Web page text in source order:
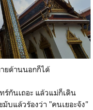
ยด้านนอกก็ได้
กันเถอะ แล้วแม่ก็เดิน
บแล้วร้องว่า "คนเยอะจัง"